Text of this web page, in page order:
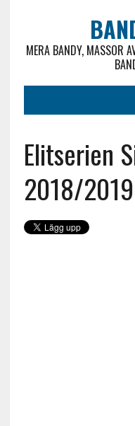
MERA BANDY, MASSOR
Elitserien
2018/2019